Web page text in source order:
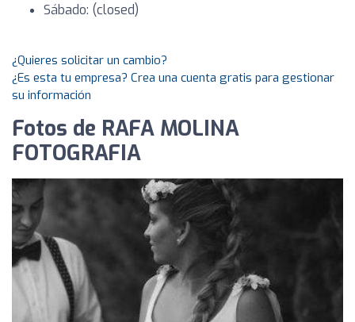
Sábado: (closed)
¿Quieres solicitar un cambio?
¿Es esta tu empresa? Crea una cuenta gratis para gestionar
su información
Fotos de RAFA MOLINA
FOTOGRAFIA